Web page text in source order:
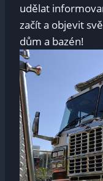
udělat​
začít a objevit
dům a bazén!